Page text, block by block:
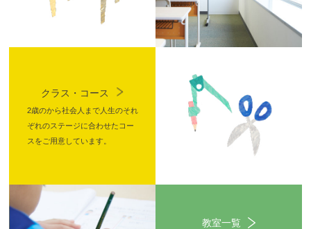
クラス・コース
2歳のから社会人まで人生のそれ
ぞれのステージに合わせたコー
スをご用意しています。
教室一覧